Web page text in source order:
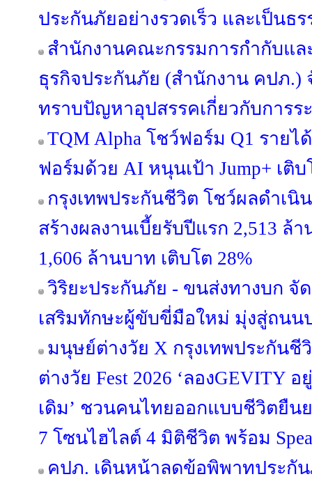
ประกันภัยอย่างรวดเร็ว และเป็นธร
สำนักงานคณะกรรมการกำกับแล
ธุรกิจประกันภัย (สำนักงาน คปภ.)
ทราบปัญหาอุปสรรคเกี่ยวกับการร
TQM Alpha โชว์ฟอร์ม Q1 รายไ
ฟอร์มด้วย AI หนุนเป้า Jump+ เติ
กรุงเทพประกันชีวิต โชว์ผลดำเนิ
สร้างผลงานเบี้ยรับปีแรก 2,513 ล้
1,606 ล้านบาท เติบโต 28%
วิริยะประกันภัย - ขนส่งทางบก จั
เสริมทักษะผู้ขับขี่มือใหม่ มุ่งสู่ถนน
มนุษย์ต่างวัย X กรุงเทพประกันชี
ต่างวัย Fest 2026 ‘ลองGEVITY
เดิม’ ชวนคนไทยออกแบบชีวิตยื
7 โซนไฮไลต์ 4 มิติชีวิต พร้อม
คปภ. เดินหน้าลดข้อพิพาทประกั